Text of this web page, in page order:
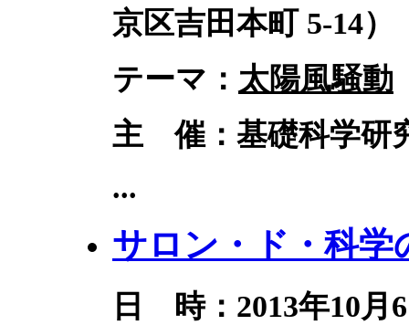
京区吉田本町 5-14）
テーマ： 太陽風騒動
主 催：基礎科学研
...
サロン・ド・科学
日 時：2013年10月